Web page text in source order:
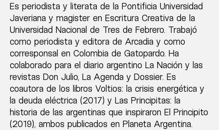
Es periodista y literata de la Pontificia Universidad
Javeriana y magister en Escritura Creativa de la
Universidad Nacional de Tres de Febrero. Trabajó
como periodista y editora de Arcadia y como
corresponsal en Colombia de Gatopardo. Ha
colaborado para el diario argentino La Nación y las
revistas Don Julio, La Agenda y Dossier. Es
coautora de los libros Voltios: la crisis energética y
la deuda eléctrica (2017) y Las Principitas: la
historia de las argentinas que inspiraron El Principito
(2019), ambos publicados en Planeta Argentina.